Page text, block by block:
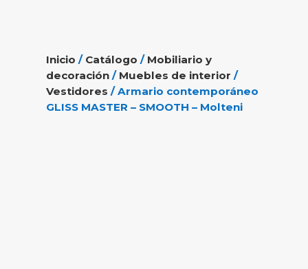
Inicio / Catálogo / Mobiliario y
decoración / Muebles de interior /
Vestidores / Armario contemporáneo
GLISS MASTER – SMOOTH – Molteni